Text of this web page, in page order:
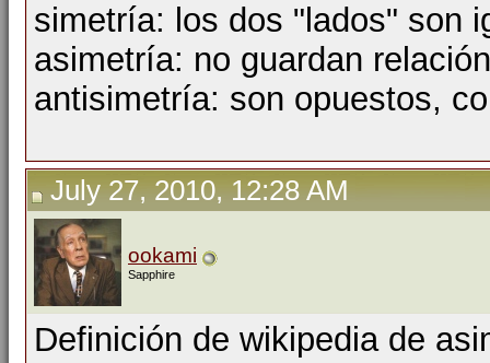
simetría: los dos "lados" son
asimetría: no guardan
antisimetría: son opuestos,
July 27, 2010, 12:28 AM
ookami
Sapphire
Definición de wikipedia de